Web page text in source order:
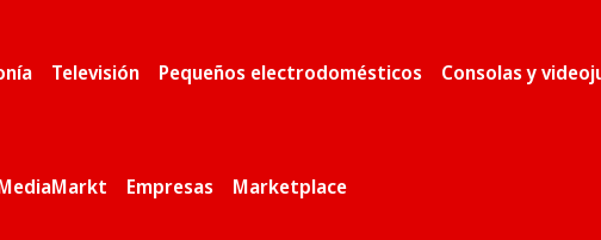
Televisión Pequeños electrodomésticos Consolas y
Empresas Marketplace